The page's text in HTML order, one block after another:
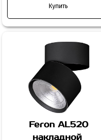
Купить
Feron AL520
накладной